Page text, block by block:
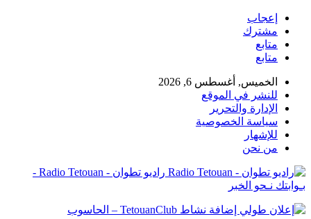
إعجاب
مشترك
متابع
متابع
الخميس, أغسطس 6, 2026
للنشر في الموقع
الإدارة والتحرير
سياسة الخصوصية
للإشهار
من نحن
راديو تطوان - Radio Tetouan -
بـوابتك نـحو الخبر